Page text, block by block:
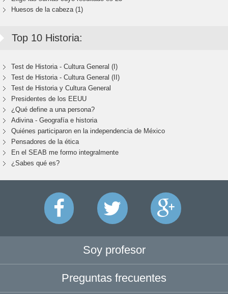
Huesos de la cabeza (1)
Top 10 Historia:
Test de Historia - Cultura General (I)
Test de Historia - Cultura General (II)
Test de Historia y Cultura General
Presidentes de los EEUU
¿Qué define a una persona?
Adivina - Geografía e historia
Quiénes participaron en la independencia de México
Pensadores de la ética
En el SEAB me formo integralmente
¿Sabes qué es?
Soy profesor
Preguntas frecuentes